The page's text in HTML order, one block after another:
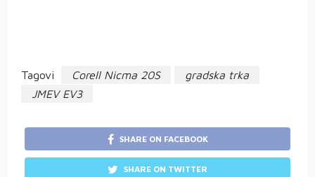
Tagovi Corell Nicma 20S
gradska trka
JMEV EV3
SHARE ON FACEBOOK
SHARE ON TWITTER